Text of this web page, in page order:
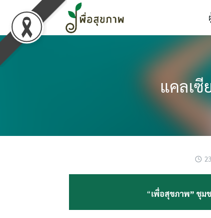
content
แคลเซี
“เพื่อสุขภาพ” ชุม